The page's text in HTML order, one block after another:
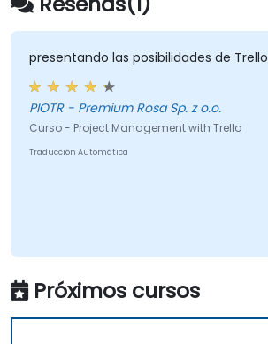
presentando las posibilidades de Trello
PIOTR - Premium Rosa Sp. z o.o.
Curso - Project Management with Trello
Traducción Automática
Próximos cursos